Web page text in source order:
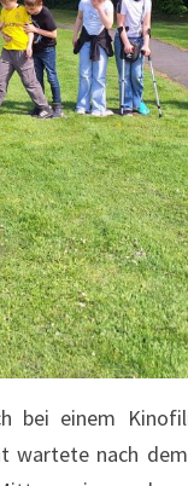
einem
wartete nach